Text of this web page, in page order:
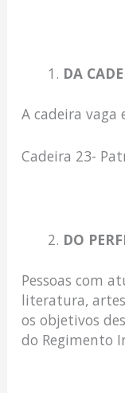
DA
A cadeira vaga
Cadeira 23-
DO
Pessoas com
literatura,
os objetivos
do Regimento